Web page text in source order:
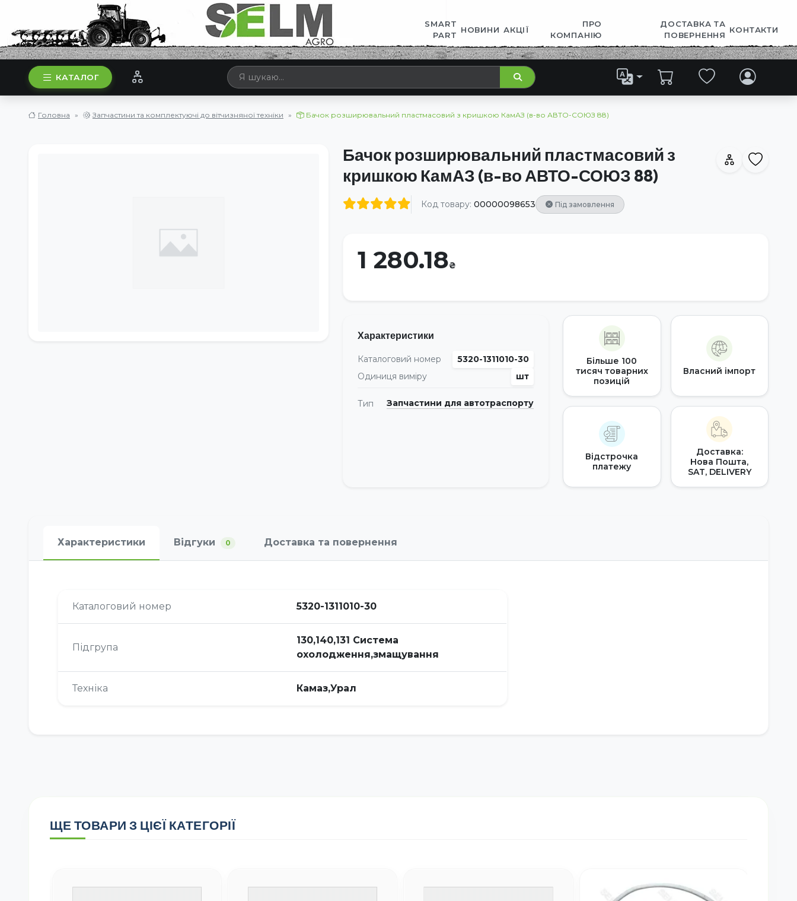
SMART
PART
НОВИНИ АКЦІЇ
ПРО
КОМПАНІЮ
ДОСТАВКА ТА
ПОВЕРНЕННЯ
КОНТАКТИ
КАТАЛОГ
Головна Запчастини та комплектуючі до вітчизняної техніки Бачок розширювальний пластмасовий з кришкою КамАЗ (в-во АВТО-СОЮЗ 88)
Бачок розширювальний пластмасовий з
кришкою КамАЗ (в-во АВТО-СОЮЗ 88)
Код товару: 00000098653 Під замовлення
1 280.18
Характеристики
Каталоговий номер
5320-1311010-30
Одиниця виміру
шт
Тип Запчастини для автотраспорту
Більше 100
тисяч товарних
позицій
Власний імпорт
Відстрочка
платежу
Доставка:
Нова Пошта,
SAT, DELIVERY
Характеристики Відгуки 0 Доставка та повернення
Каталоговий номер 5320-1311010-30
Підгрупа
130,140,131 Система
охолодження,змащування
Техніка Камаз,Урал
ЩЕ ТОВАРИ З ЦІЄЇ КАТЕГОРІЇ